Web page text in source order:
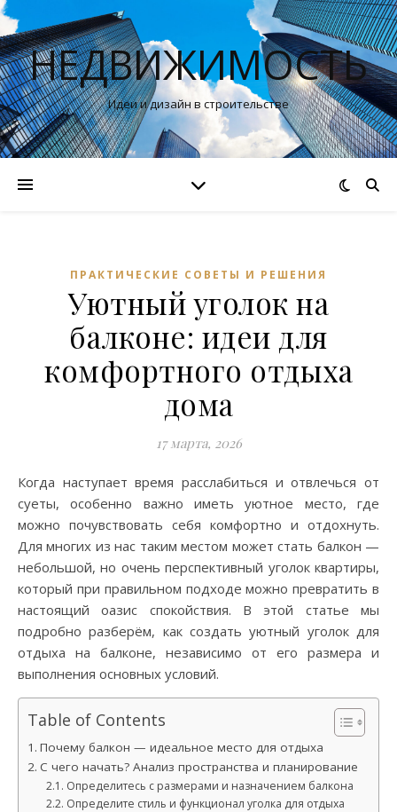
НЕДВИЖИМОСТЬ
Идеи и дизайн в строительстве
ПРАКТИЧЕСКИЕ СОВЕТЫ И РЕШЕНИЯ
Уютный уголок на
балконе: идеи для
комфортного отдыха
дома
17 марта, 2026
Когда наступает время расслабиться и отвлечься от
суеты, особенно важно иметь уютное место, где
можно почувствовать себя комфортно и отдохнуть.
Для многих из нас таким местом может стать балкон —
небольшой, но очень перспективный уголок квартиры,
который при правильном подходе можно превратить в
настоящий оазис спокойствия. В этой статье мы
подробно разберём, как создать уютный уголок для
отдыха на балконе, независимо от его размера и
выполнения основных условий.
Table of Contents
Почему балкон — идеальное место для отдыха
С чего начать? Анализ пространства и планирование
Определитесь с размерами и назначением балкона
Определите стиль и функционал уголка для отдыха